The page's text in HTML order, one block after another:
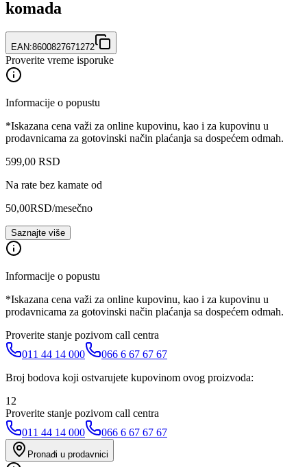
komada
EAN:8600827671272
Proverite vreme isporuke
Informacije o popustu
*Iskazana cena važi za online kupovinu, kao i za kupovinu u
prodavnicama za gotovinski način plaćanja sa dospećem odmah.
599,00 RSD
Na rate bez kamate od
50,00RSD/mesečno
Saznajte više
Informacije o popustu
*Iskazana cena važi za online kupovinu, kao i za kupovinu u
prodavnicama za gotovinski način plaćanja sa dospećem odmah.
Proverite stanje pozivom call centra
011 44 14 000
066 6 67 67 67
Broj bodova koji ostvarujete kupovinom ovog proizvoda:
12
Proverite stanje pozivom call centra
011 44 14 000
066 6 67 67 67
Pronađi u prodavnici